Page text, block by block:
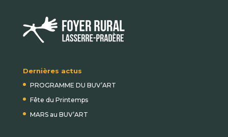
Dernières actus
PROGRAMME DU BUV’ART
Fête du Printemps
MARS au BUV’ART